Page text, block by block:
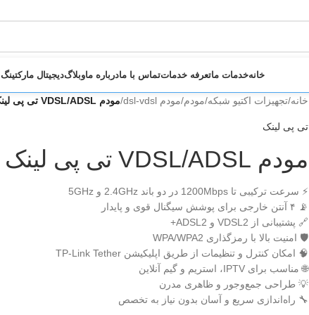
خانهخدمات ماتعرفه خدماتتماس با مادرباره ماوبلاگدیجیتال مارکتینگ
خانه/تجهیزات اکتیو شبکه/مودم/مودم dsl-vdsl /مودم VDSL/ADSL تی پی لینک مدل Archer VR300
تی پی لینک
مودم VDSL/ADSL تی پی لینک مدل Archer VR300
⚡ سرعت ترکیبی تا 1200Mbps در دو باند 2.4GHz و 5GHz
📡 ۴ آنتن خارجی برای پوشش سیگنال قوی و پایدار
🔗 پشتیبانی از VDSL2 و ADSL2+
🛡 امنیت بالا با رمزگذاری WPA/WPA2
🧠 امکان کنترل و تنظیمات از طریق اپلیکیشن TP-Link Tether
🌐 مناسب برای IPTV، استریم و گیم آنلاین
💡 طراحی جمع‌وجور و ظاهری مدرن
🔧 راه‌اندازی سریع و آسان بدون نیاز به تخصص